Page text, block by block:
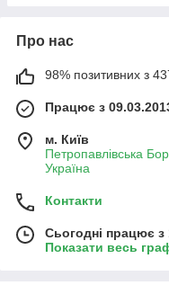
Про нас
98% позитивних з 437
Працює з
м. Київ
Петропавлівська
Україна
Контакти
Сьогодні працює з
Показати весь